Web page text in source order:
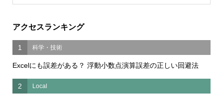
アクセスランキング
1 科学・技術
Excelにも誤差がある？ 浮動小数点演算誤差の正しい回避法
2 Local